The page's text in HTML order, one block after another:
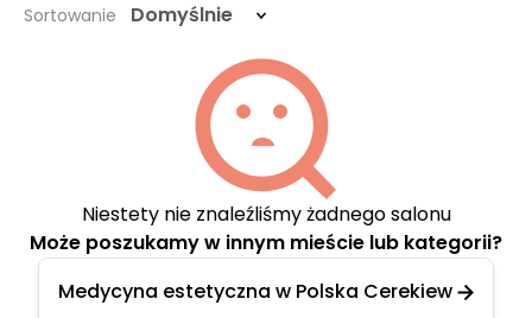
Sortowanie Domyślnie
Niestety nie znaleźliśmy żadnego salonu
Może poszukamy w innym mieście lub kategorii?
Medycyna estetyczna w Polska Cerekiew